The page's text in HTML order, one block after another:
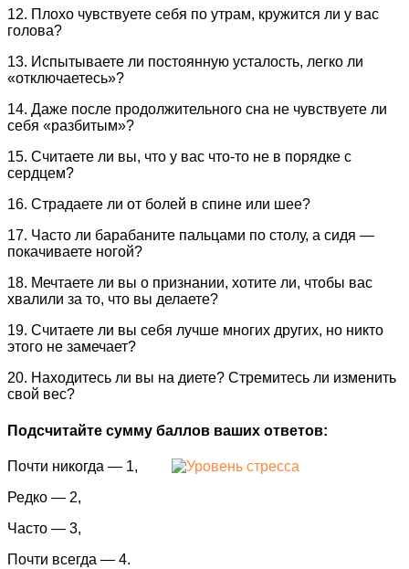
12. Плохо чувствуете себя по утрам, кружится ли у вас
голова?
13. Испытываете ли постоянную усталость, легко ли
«отключаетесь»?
14. Даже после продолжительного сна не чувствуете ли
себя «разбитым»?
15. Считаете ли вы, что у вас что-то не в порядке с
сердцем?
16. Страдаете ли от болей в спине или шее?
17. Часто ли барабаните пальцами по столу, а сидя —
покачиваете ногой?
18. Мечтаете ли вы о признании, хотите ли, чтобы вас
хвалили за то, что вы делаете?
19. Считаете ли вы себя лучше многих других, но никто
этого не замечает?
20. Находитесь ли вы на диете? Стремитесь ли изменить
свой вес?
Подсчитайте сумму баллов ваших ответов:
Почти никогда — 1,
Редко — 2,
Часто — 3,
Почти всегда — 4.